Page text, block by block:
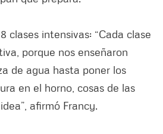
clases intensivas: “Cada clase
porque nos enseñaron
de agua hasta poner los
en el horno, cosas de las
afirmó Francy.